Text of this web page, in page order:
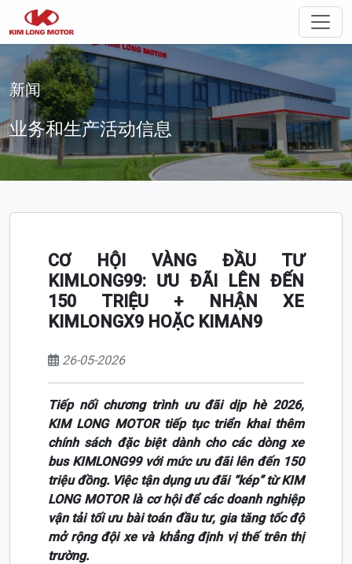
切换
新闻
业务和生产活动信息
CƠ HỘI VÀNG ĐẦU TƯ
KIMLONG99: ƯU ĐÃI LÊN ĐẾN
150 TRIỆU + NHẬN XE
KIMLONGX9 HOẶC KIMAN9
26-05-2026
Tiếp nối chương trình ưu đãi dịp hè 2026,
KIM LONG MOTOR tiếp tục triển khai thêm
chính sách đặc biệt dành cho các dòng xe
bus KIMLONG99 với mức ưu đãi lên đến 150
triệu đồng. Việc tận dụng ưu đãi “kép” từ KIM
LONG MOTOR là cơ hội để các doanh nghiệp
vận tải tối ưu bài toán đầu tư, gia tăng tốc độ
mở rộng đội xe và khẳng định vị thế trên thị
trường.